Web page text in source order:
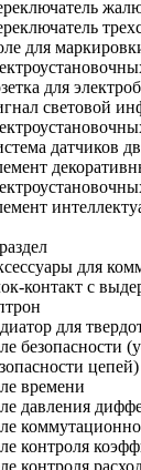
для
для
световой
датчиков
для
контакт с
для
безопасности
цепей)
времени
давления
контроля
контроля